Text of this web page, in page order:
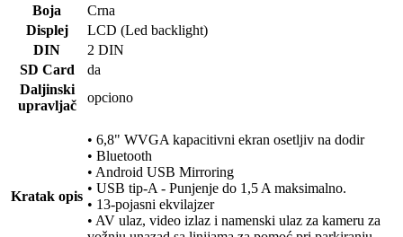
Boja
Crna
Displej
LCD (Led backlight)
DIN
2 DIN
SD Card
da
Daljinski
upravljač
opciono
Kratak opis
• 6,8" WVGA kapacitivni ekran osetljiv na dodir
• Bluetooth
• Android USB Mirroring
• USB tip-A - Punjenje do 1,5 A maksimalno.
• 13-pojasni ekvilajzer
• AV ulaz, video izlaz i namenski ulaz za kameru za